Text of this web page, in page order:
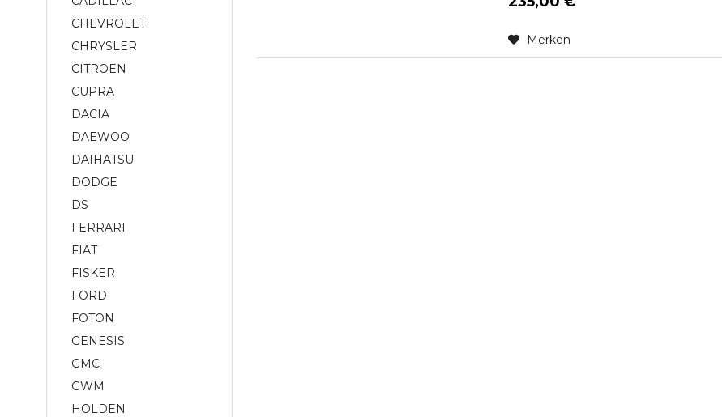
CHEVROLET
CHRYSLER
CITROEN
CUPRA
DACIA
DAEWOO
DAIHATSU
DODGE
DS
FERRARI
FIAT
FISKER
FORD
FOTON
GENESIS
GMC
GWM
HOLDEN
Merken